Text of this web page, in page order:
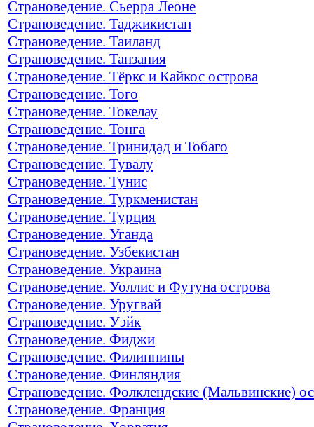
Страноведение. Сьерра Леоне
Страноведение. Таджикистан
Страноведение. Таиланд
Страноведение. Танзания
Страноведение. Тёркс и Кайкос острова
Страноведение. Того
Страноведение. Токелау
Страноведение. Тонга
Страноведение. Тринидад и Тобаго
Страноведение. Тувалу
Страноведение. Тунис
Страноведение. Туркменистан
Страноведение. Турция
Страноведение. Уганда
Страноведение. Узбекистан
Страноведение. Украина
Страноведение. Уоллис и Футуна острова
Страноведение. Уругвай
Страноведение. Уэйк
Страноведение. Фиджи
Страноведение. Филиппины
Страноведение. Финляндия
Страноведение. Фолклендские (Мальвинские)
Страноведение. Франция